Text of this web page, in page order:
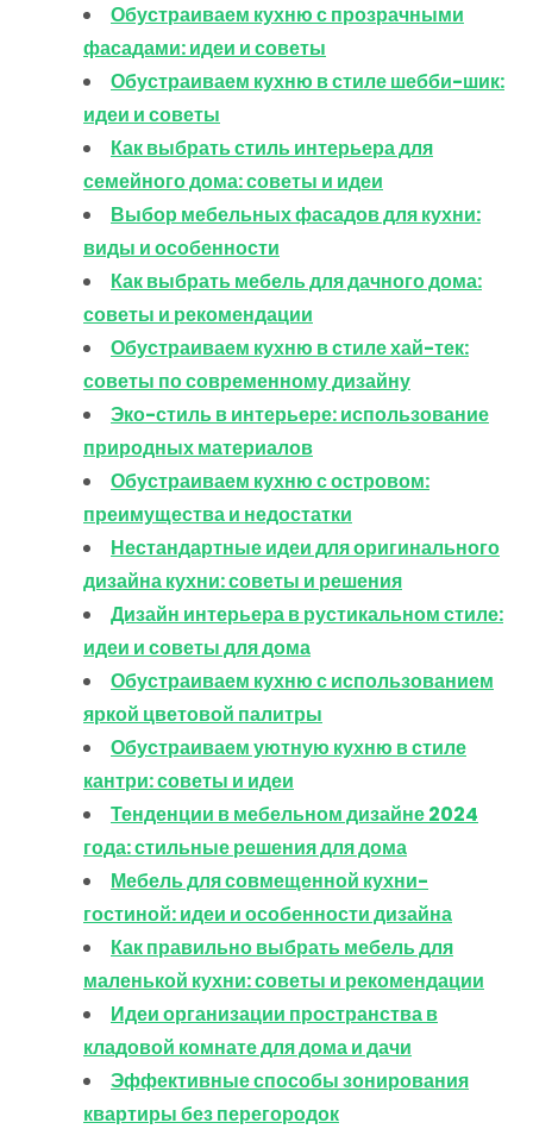
Обустраиваем кухню с прозрачными
фасадами: идеи и советы
Обустраиваем кухню в стиле шебби-шик:
идеи и советы
Как выбрать стиль интерьера для
семейного дома: советы и идеи
Выбор мебельных фасадов для кухни:
виды и особенности
Как выбрать мебель для дачного дома:
советы и рекомендации
Обустраиваем кухню в стиле хай-тек:
советы по современному дизайну
Эко-стиль в интерьере: использование
природных материалов
Обустраиваем кухню с островом:
преимущества и недостатки
Нестандартные идеи для оригинального
дизайна кухни: советы и решения
Дизайн интерьера в рустикальном стиле:
идеи и советы для дома
Обустраиваем кухню с использованием
яркой цветовой палитры
Обустраиваем уютную кухню в стиле
кантри: советы и идеи
Тенденции в мебельном дизайне 2024
года: стильные решения для дома
Мебель для совмещенной кухни-
гостиной: идеи и особенности дизайна
Как правильно выбрать мебель для
маленькой кухни: советы и рекомендации
Идеи организации пространства в
кладовой комнате для дома и дачи
Эффективные способы зонирования
квартиры без перегородок